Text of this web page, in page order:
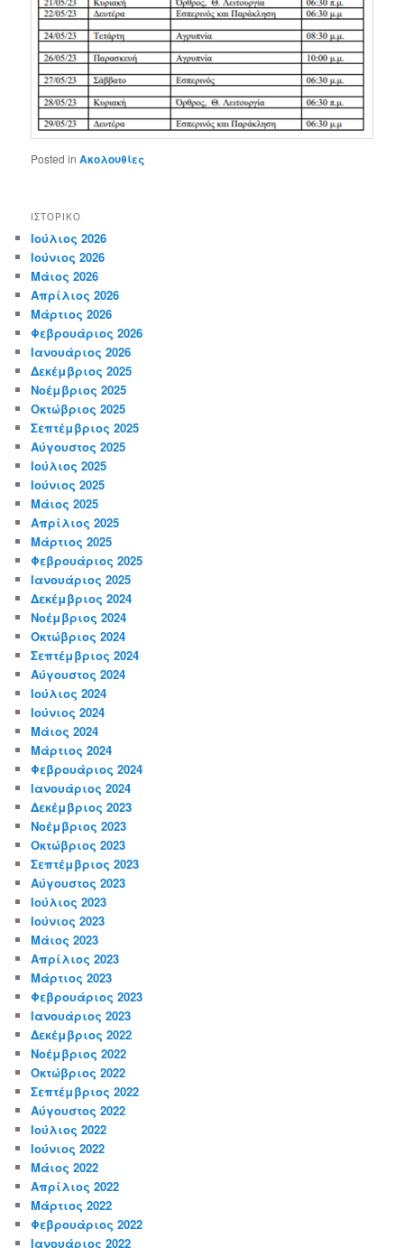
Posted in Ακολουθίες
ΙΣΤΟΡΙΚΌ
Ιούλιος 2026
Ιούνιος 2026
Μάιος 2026
Απρίλιος 2026
Μάρτιος 2026
Φεβρουάριος 2026
Ιανουάριος 2026
Δεκέμβριος 2025
Νοέμβριος 2025
Οκτώβριος 2025
Σεπτέμβριος 2025
Αύγουστος 2025
Ιούλιος 2025
Ιούνιος 2025
Μάιος 2025
Απρίλιος 2025
Μάρτιος 2025
Φεβρουάριος 2025
Ιανουάριος 2025
Δεκέμβριος 2024
Νοέμβριος 2024
Οκτώβριος 2024
Σεπτέμβριος 2024
Αύγουστος 2024
Ιούλιος 2024
Ιούνιος 2024
Μάιος 2024
Μάρτιος 2024
Φεβρουάριος 2024
Ιανουάριος 2024
Δεκέμβριος 2023
Νοέμβριος 2023
Οκτώβριος 2023
Σεπτέμβριος 2023
Αύγουστος 2023
Ιούλιος 2023
Ιούνιος 2023
Μάιος 2023
Απρίλιος 2023
Μάρτιος 2023
Φεβρουάριος 2023
Ιανουάριος 2023
Δεκέμβριος 2022
Νοέμβριος 2022
Οκτώβριος 2022
Σεπτέμβριος 2022
Αύγουστος 2022
Ιούλιος 2022
Ιούνιος 2022
Μάιος 2022
Απρίλιος 2022
Μάρτιος 2022
Φεβρουάριος 2022
Ιανουάριος 2022